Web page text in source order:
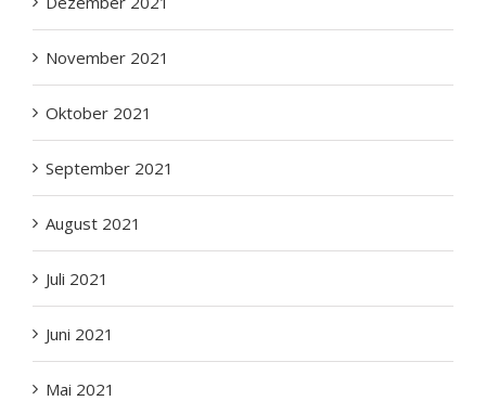
November 2021
Oktober 2021
September 2021
August 2021
Juli 2021
Juni 2021
Mai 2021